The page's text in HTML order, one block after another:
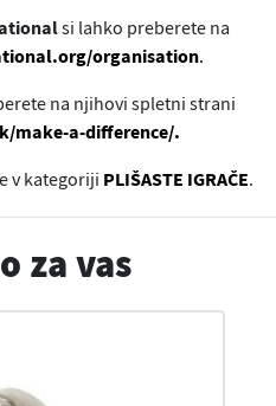
si lahko preberete na
organisation.
na njihovi spletni strani
make-a-difference/.
v kategoriji PLIŠASTE IGRAČE.
za vas